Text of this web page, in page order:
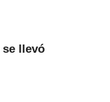
se llevó